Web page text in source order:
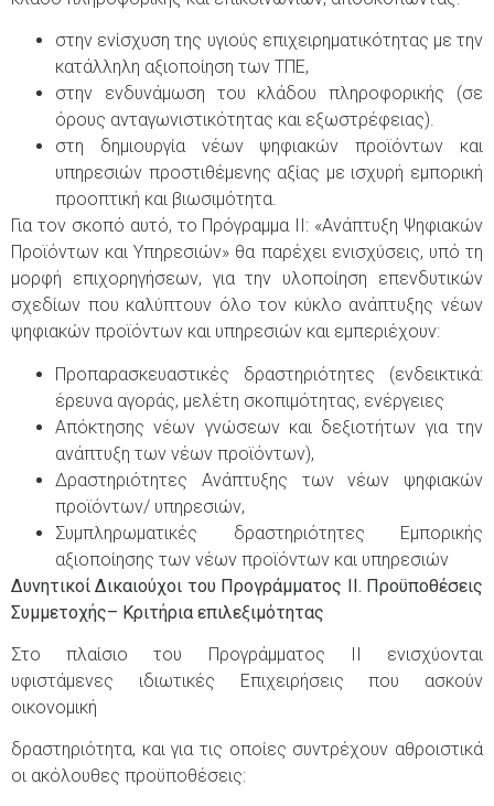
στην ενίσχυση της υγιούς επιχειρηματικότητας με την
κατάλληλη αξιοποίηση των ΤΠΕ,
στην ενδυνάμωση του κλάδου πληροφορικής (σε
όρους ανταγωνιστικότητας και εξωστρέφειας).
στη δημιουργία νέων ψηφιακών προϊόντων και
υπηρεσιών προστιθέμενης αξίας με ισχυρή εμπορική
προοπτική και βιωσιμότητα.
Για τον σκοπό αυτό, το Πρόγραμμα ΙΙ: «Ανάπτυξη Ψηφιακών
Προϊόντων και Υπηρεσιών» θα παρέχει ενισχύσεις, υπό τη
μορφή επιχορηγήσεων, για την υλοποίηση επενδυτικών
σχεδίων που καλύπτουν όλο τον κύκλο ανάπτυξης νέων
ψηφιακών προϊόντων και υπηρεσιών και εμπεριέχουν:
Προπαρασκευαστικές δραστηριότητες (ενδεικτικά:
έρευνα αγοράς, μελέτη σκοπιμότητας, ενέργειες
Απόκτησης νέων γνώσεων και δεξιοτήτων για την
ανάπτυξη των νέων προϊόντων),
Δραστηριότητες Ανάπτυξης των νέων ψηφιακών
προϊόντων/ υπηρεσιών,
Συμπληρωματικές δραστηριότητες Εμπορικής
αξιοποίησης των νέων προϊόντων και υπηρεσιών
Δυνητικοί Δικαιούχοι του Προγράμματος II. Προϋποθέσεις
Συμμετοχής– Κριτήρια επιλεξιμότητας
Στο πλαίσιο του Προγράμματος II ενισχύονται
υφιστάμενες ιδιωτικές Επιχειρήσεις που ασκούν
οικονομική
δραστηριότητα, και για τις οποίες συντρέχουν αθροιστικά
οι ακόλουθες προϋποθέσεις: